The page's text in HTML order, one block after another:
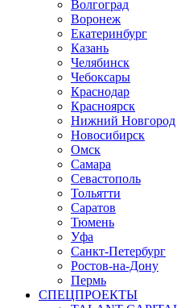
Волгоград
Воронеж
Екатеринбург
Казань
Челябинск
Чебоксары
Краснодар
Красноярск
Нижний Новгород
Новосибирск
Омск
Самара
Севастополь
Тольятти
Саратов
Тюмень
Уфа
Санкт-Петербург
Ростов-на-Дону
Пермь
СПЕЦПРОЕКТЫ